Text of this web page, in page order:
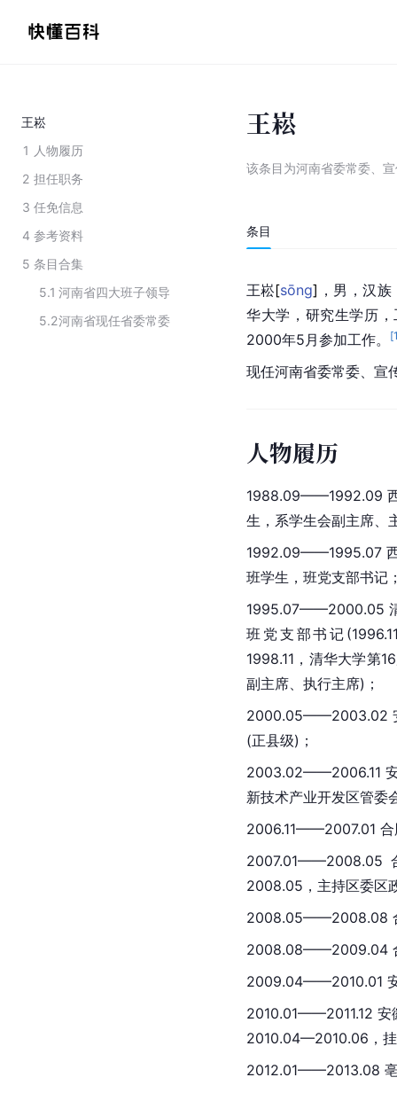
王崧
1 人物履历
2 担任职务
3 任免信息
4 参考资料
5 条目合集
5.1 河南省四大班子领导
5.2河南省现任省委常委
王崧
该条目为河南省委常委、
条目
王崧[sōng] ，男，汉
华大学，研究生学历
2000年5月参加工作。
[
现任河南省委常委、宣
人物履历
1988.09——1992.09
生，系学生会副主席、
1992.09——1995.07
班学生，班党支部书记
1995.07——2000.05
班党支部书记
1998.11，清华大学第
副主席、执行主席)；
2000.05——2003.02
(正县级)；
2003.02——2006.11 安
新技术产业开发区管委
2006.11——2007.01 合
2008.05，主持区委区
2008.05——2008.08
2008.08——2009.04
2009.04——2010.01
2010.01——2011.12 安
2010.04—2010.06，挂
2012.01——2013.08